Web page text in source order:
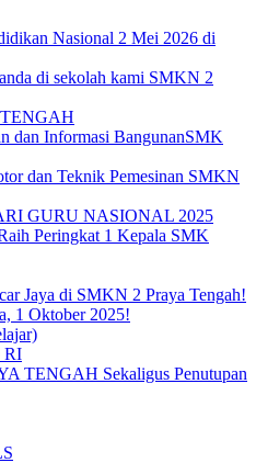
Nasional 2 Mei 2026 di
di sekolah kami SMKN 2
dan Informasi BangunanSMK
dan Teknik Pemesinan SMKN
GURU NASIONAL 2025
Peringkat 1 Kepala SMK
Jaya di SMKN 2 Praya Tengah!
1 Oktober 2025!
RI
TENGAH Sekaligus Penutupan